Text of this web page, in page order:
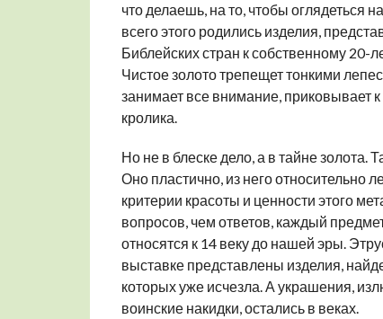
что делаешь, на то, чтобы оглядеться
всего этого родились изделия,
Библейских стран к собственному 20-
Чистое золото трепещет тонкими
занимает все внимание, приковывает
кролика.
Но не в блеске дело, а в тайне золота.
Оно пластично, из него относительно
критерии красоты и ценности этого
вопросов, чем ответов, каждый
относятся к 14 веку до нашей эры.
выставке представлены изделия,
которых уже исчезла. А украшения,
воинские накидки, остались в веках.